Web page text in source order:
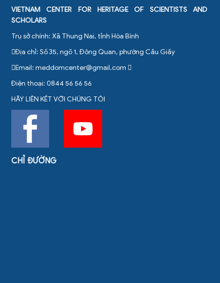
VIETNAM CENTER FOR HERITAGE OF SCIENTISTS AND
SCHOLARS
Trụ sở chính: Xã Thung Nai, tỉnh Hòa Bình
Địa chỉ: Số 35, ngõ 1, Đông Quan, phường Cầu Giấy
Email: meddomcenter@gmail.com
Điện thoại: 0844 56 56 56
HÃY LIÊN KẾT VỚI CHÚNG TÔI
CHỈ ĐƯỜNG